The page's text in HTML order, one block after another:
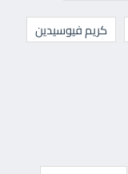
كريم فيوسيدين